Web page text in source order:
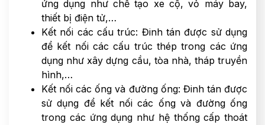
ứng dụng như chế tạo xe cộ, vỏ máy bay,
thiết bị điện tử,…
Kết nối các cấu trúc: Đinh tán được sử dụng
để kết nối các cấu trúc thép trong các ứng
dụng như xây dựng cầu, tòa nhà, tháp truyền
hình,…
Kết nối các ống và đường ống: Đinh tán được
sử dụng để kết nối các ống và đường ống
trong các ứng dụng như hệ thống cấp thoát